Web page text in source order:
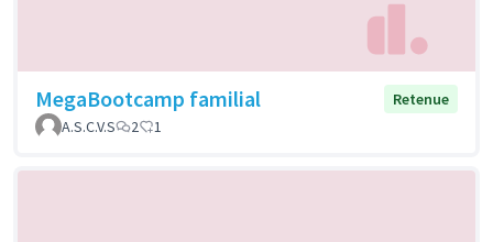
MegaBootcamp familial
Retenue
A.S.C.V.S
2 1